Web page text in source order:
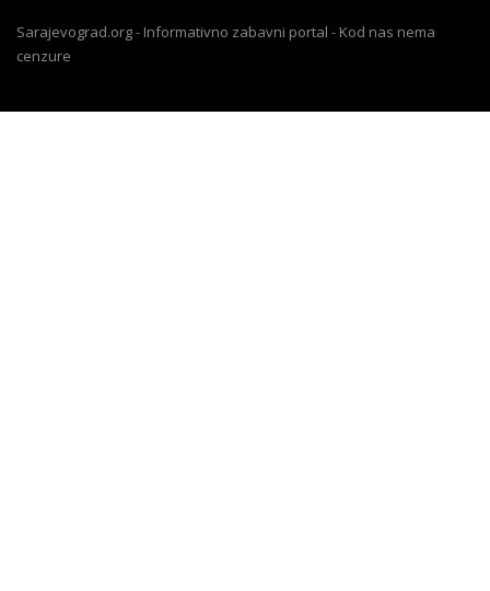
Sarajevograd.org - Informativno zabavni portal - Kod nas nema
cenzure